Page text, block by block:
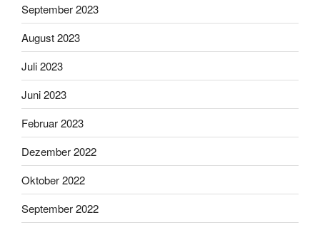
September 2023
August 2023
Juli 2023
Juni 2023
Februar 2023
Dezember 2022
Oktober 2022
September 2022